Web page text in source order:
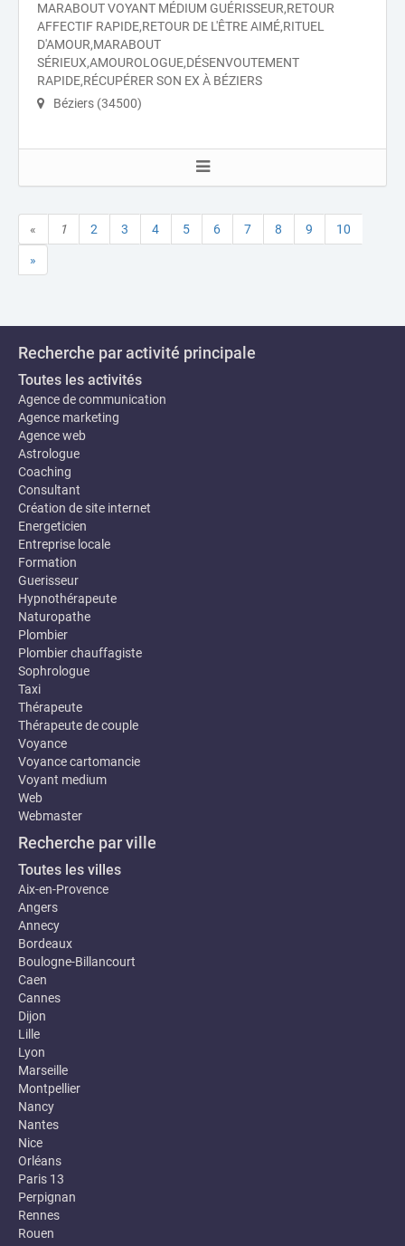
MARABOUT VOYANT MÉDIUM GUÉRISSEUR,RETOUR
AFFECTIF RAPIDE,RETOUR DE L'ÊTRE AIMÉ,RITUEL
D'AMOUR,MARABOUT
SÉRIEUX,AMOUROLOGUE,DÉSENVOUTEMENT
RAPIDE,RÉCUPÉRER SON EX À BÉZIERS
Béziers (34500)
« 1 2 3 4 5 6 7 8 9 10
»
Recherche par activité principale
Toutes les activités
Agence de communication
Agence marketing
Agence web
Astrologue
Coaching
Consultant
Création de site internet
Energeticien
Entreprise locale
Formation
Guerisseur
Hypnothérapeute
Naturopathe
Plombier
Plombier chauffagiste
Sophrologue
Taxi
Thérapeute
Thérapeute de couple
Voyance
Voyance cartomancie
Voyant medium
Web
Webmaster
Recherche par ville
Toutes les villes
Aix-en-Provence
Angers
Annecy
Bordeaux
Boulogne-Billancourt
Caen
Cannes
Dijon
Lille
Lyon
Marseille
Montpellier
Nancy
Nantes
Nice
Orléans
Paris 13
Perpignan
Rennes
Rouen